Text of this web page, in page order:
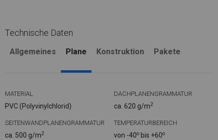
Technische Daten
Allgemeines Plane Konstruktion Pakete
MATERIAL
PVC (Polyvinylchlorid)
DACHPLANENGRAMMATUR
ca. 620 g/m2
SEITENWANDPLANENGRAMMATUR
ca. 500 g/m2
TEMPERATURBEREICH
von -40o bis +60o